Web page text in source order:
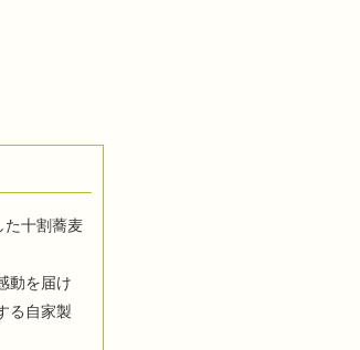
た十割蕎麦
動を届け
る自家製